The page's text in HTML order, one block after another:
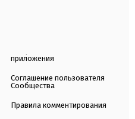
приложения
Соглашение пользователя
Сообщества
Правила комментирования